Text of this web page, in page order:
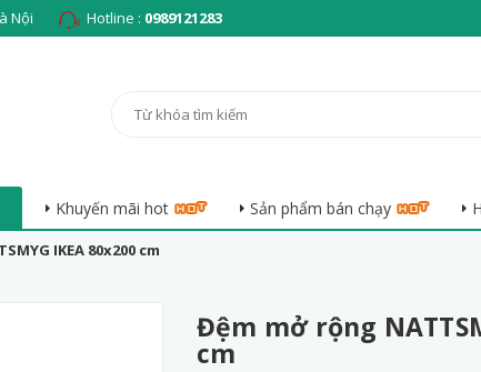
Nội Hotline : 0989121283
Khuyến mãi hot Sản phẩm bán chạy
IKEA 80x200 cm
Đệm mở rộng
cm